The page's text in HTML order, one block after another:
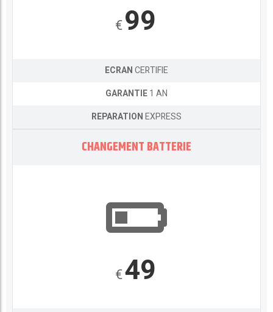
€99
ECRANCERTIFIE
GARANTIE1 AN
REPARATIONEXPRESS
CHANGEMENT BATTERIE
€49